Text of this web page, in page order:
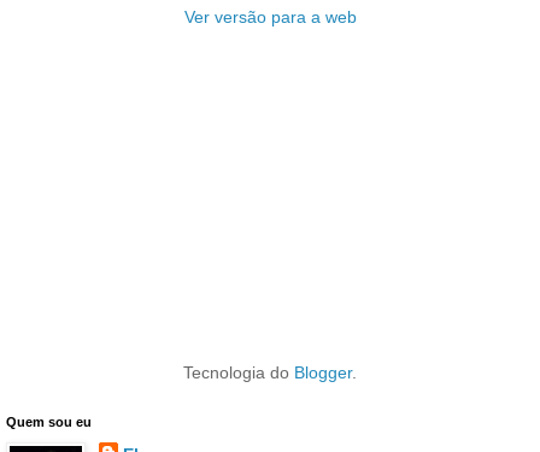
Ver versão para a web
Tecnologia do Blogger.
Quem sou eu